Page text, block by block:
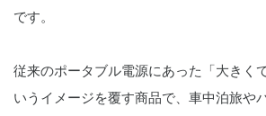
です。
従来のポータブル電源にあった「大きく
いうイメージを覆す商品で、車中泊旅や